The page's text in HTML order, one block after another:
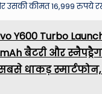
उसकी कीमत 16,999 रुपये
Y600 Turbo
बैटरी और
धाकड़